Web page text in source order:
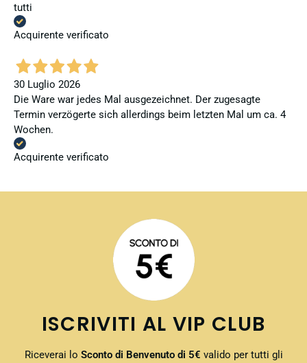
tutti
Acquirente verificato
30 Luglio 2026
Die Ware war jedes Mal ausgezeichnet. Der zugesagte
Termin verzögerte sich allerdings beim letzten Mal um ca. 4
Wochen.
Acquirente verificato
ISCRIVITI AL VIP CLUB
Riceverai lo Sconto di Benvenuto di 5€ valido per tutti gli